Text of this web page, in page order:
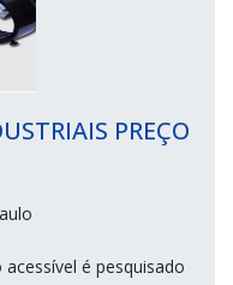
PREÇO
é pesquisado